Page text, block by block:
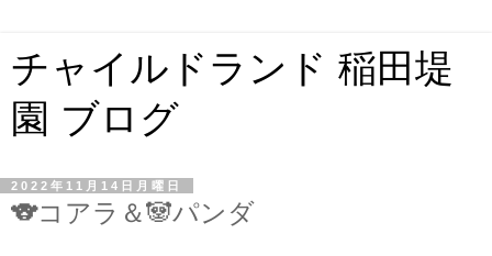
チャイルドランド 稲田堤
園 ブログ
2022年11月14日月曜日
🐨コアラ＆🐼パンダ